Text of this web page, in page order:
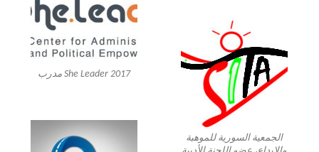
She Leader 2017 مدرب
الجمعية السورية للموهبة